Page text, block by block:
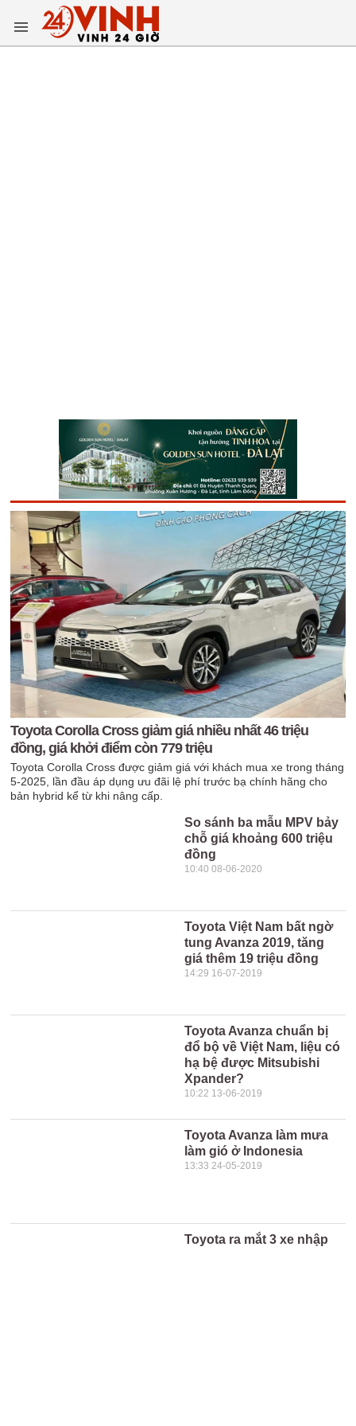
Toyota Corolla Cross giảm giá nhiều nhất 46 triệu
đồng, giá khởi điểm còn 779 triệu
Toyota Corolla Cross được giảm giá với khách mua xe trong tháng
5-2025, lần đầu áp dụng ưu đãi lệ phí trước bạ chính hãng cho
bản hybrid kể từ khi nâng cấp.
So sánh ba mẫu MPV bảy
chỗ giá khoảng 600 triệu
đồng
10:40 08-06-2020
Toyota Việt Nam bất ngờ
tung Avanza 2019, tăng
giá thêm 19 triệu đồng
14:29 16-07-2019
Toyota Avanza chuẩn bị
đổ bộ về Việt Nam, liệu có
hạ bệ được Mitsubishi
Xpander?
10:22 13-06-2019
Toyota Avanza làm mưa
làm gió ở Indonesia
13:33 24-05-2019
Toyota ra mắt 3 xe nhập